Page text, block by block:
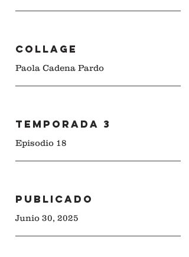
COLLAGE
Paola Cadena Pardo
Temporada 3
Episodio 18
Publicado
Junio 30, 2025